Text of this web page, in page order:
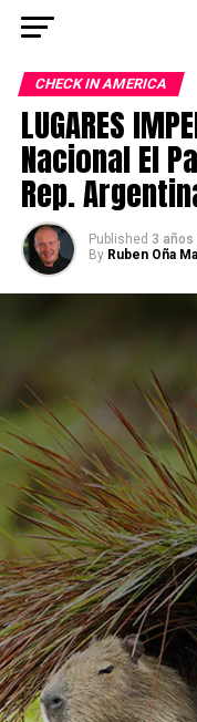
CHECK IN AMERICA
LUGARES
Nacional El
Rep.
Published 3 años
By Ruben Oña